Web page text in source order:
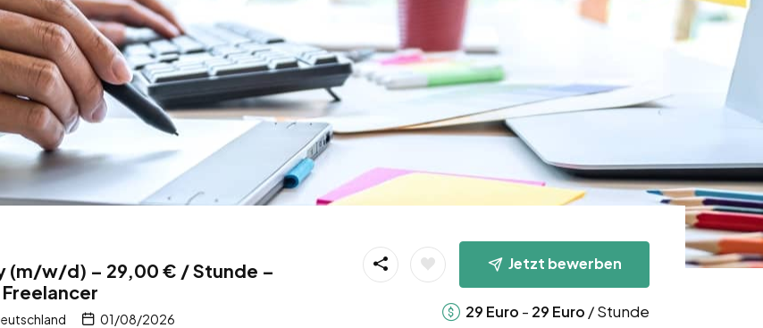
(m/w/d) – 29,00 € / Stunde –
01/08/2026
Jetzt bewerben
29 Euro - 29 Euro / Stunde